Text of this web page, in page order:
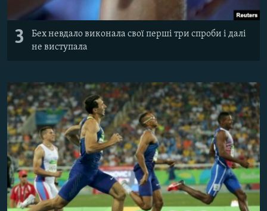
3
Бех невдало виконала свої перші три спроби і далі
не виступала